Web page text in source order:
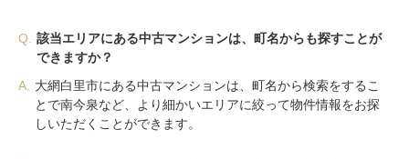
Q.
該当エリアにある中古マンションは、町名からも探すことが
できますか？
A.
大網白里市にある中古マンションは、町名から検索をするこ
とで南今泉など、より細かいエリアに絞って物件情報をお探
しいただくことができます。